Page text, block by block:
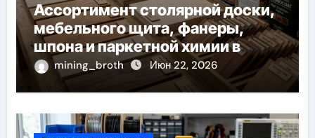
Ассортимент столярной доски,
мебельного щита, фанеры,
шпона и паркетной химии в
каталоге
mining_broth Июн 22, 2026